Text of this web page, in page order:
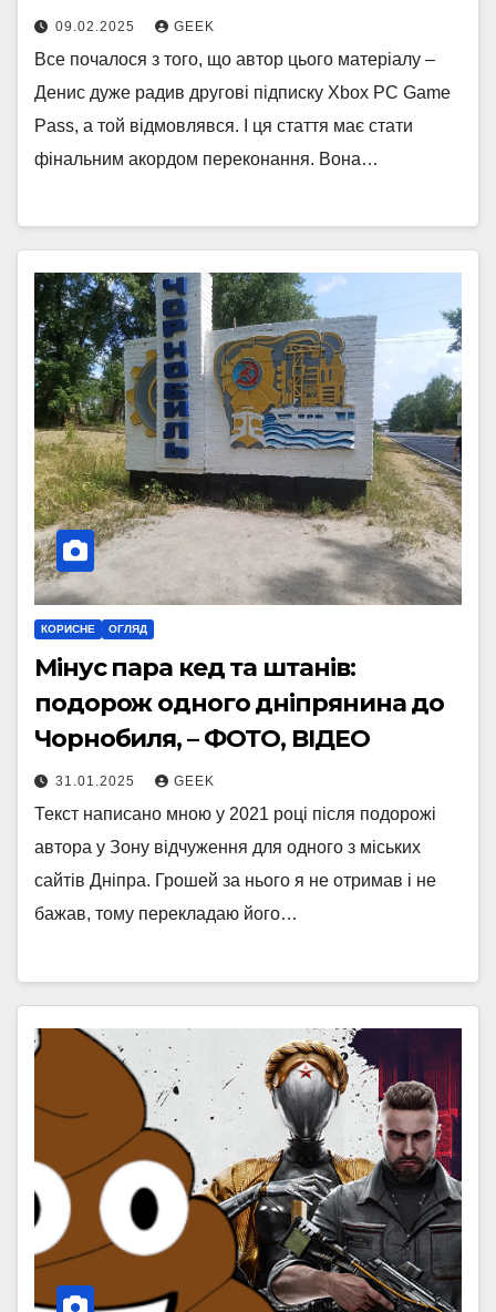
09.02.2025 GEEK
Все почалося з того, що автор цього матеріалу –
Денис дуже радив другові підписку Xbox PC Game
Pass, а той відмовлявся. І ця стаття має стати
фінальним акордом переконання. Вона…
КОРИСНЕ ОГЛЯД
Мінус пара кед та штанів:
подорож одного дніпрянина до
Чорнобиля, – ФОТО, ВІДЕО
31.01.2025 GEEK
Текст написано мною у 2021 році після подорожі
автора у Зону відчуження для одного з міських
сайтів Дніпра. Грошей за нього я не отримав і не
бажав, тому перекладаю його…